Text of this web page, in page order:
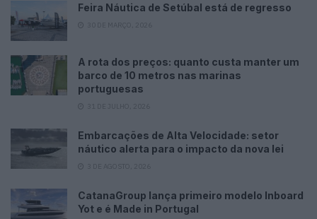
Feira Náutica de Setúbal está de regresso
A rota dos preços: quanto custa manter um
barco de 10 metros nas marinas
portuguesas
Embarcações de Alta Velocidade: setor
náutico alerta para o impacto da nova lei
CatanaGroup lança primeiro modelo Inboard
Yot e é Made in Portugal